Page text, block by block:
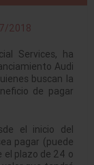
2018
Services, ha
Audi
buscan la
de pagar
el inicio del
pagar (puede
el plazo de 24 o